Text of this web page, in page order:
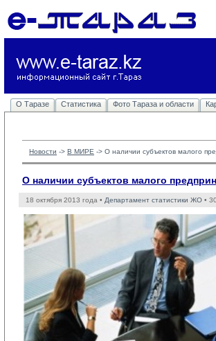
О Таразе Статистика Фото Тараза и области
Новости -> В МИРЕ -> О наличии субъектов малого
О наличии субъектов малого
18 октября 2013 года • Департамент статистики ЖО •